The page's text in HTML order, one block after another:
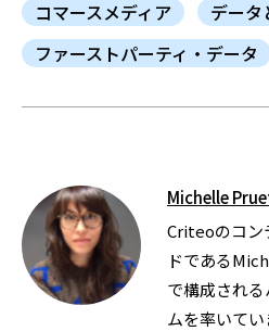
コマースメディア
データ
ファーストパーティ・データ
Michelle
Criteoのコン
ドである
で構成され
ムを率いて